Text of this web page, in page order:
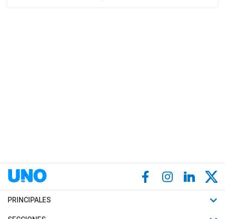
PRINCIPALES